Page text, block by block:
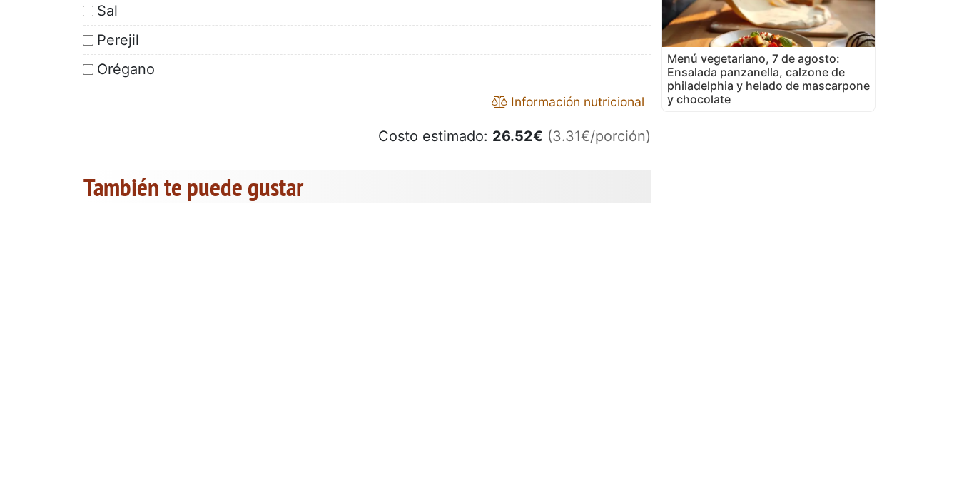
Sal
Perejil
Orégano
Información nutricional
Costo estimado: 26.52€ (3.31€/porción)
También te puede gustar
Menú vegetariano, 7 de agosto:
Ensalada panzanella, calzone de
philadelphia y helado de mascarpone
y chocolate